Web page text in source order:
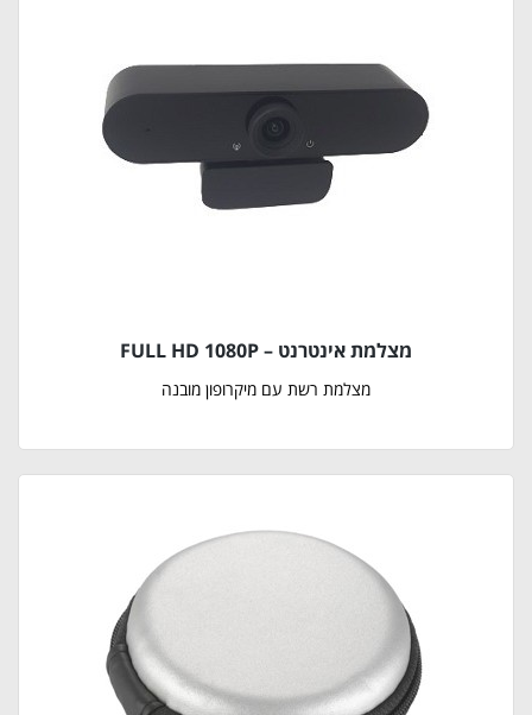
מצלמת אינטרנט – FULL HD 1080P
מצלמת רשת עם מיקרופון מובנה